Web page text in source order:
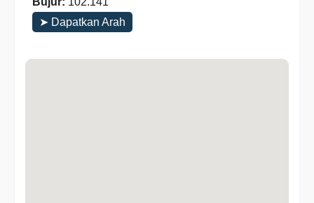
➤ Dapatkan Arah